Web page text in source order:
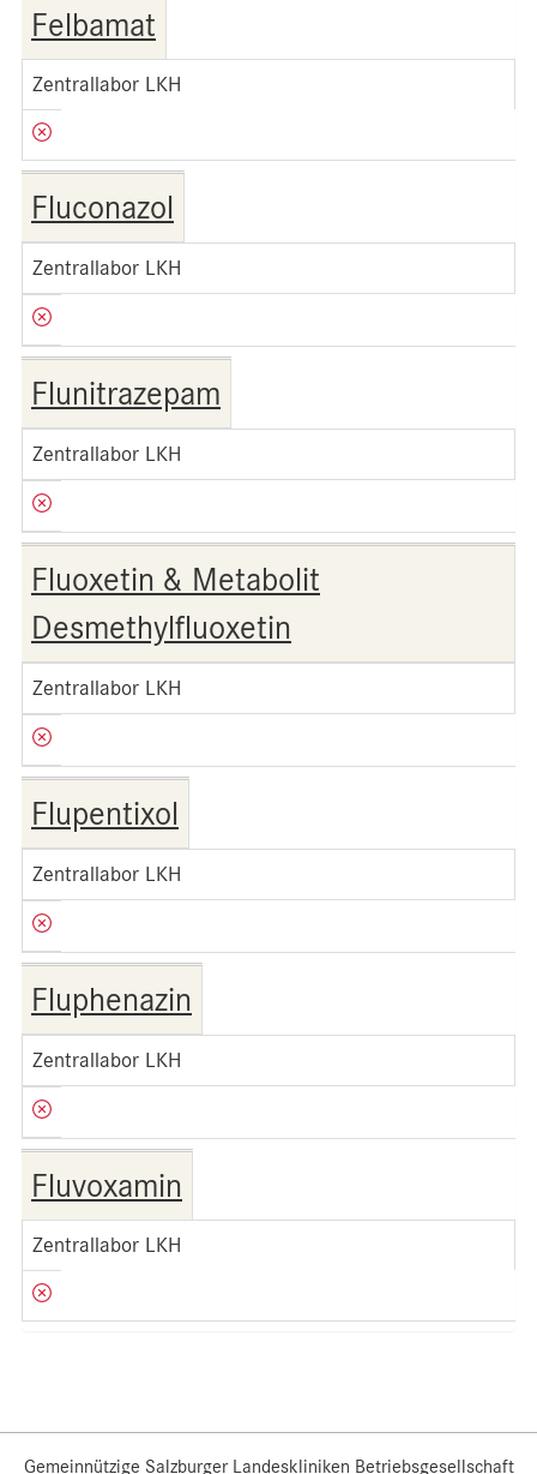
Felbamat
Zentrallabor LKH
Fluconazol
Zentrallabor LKH
Flunitrazepam
Zentrallabor LKH
Fluoxetin & Metabolit
Desmethylfluoxetin
Zentrallabor LKH
Flupentixol
Zentrallabor LKH
Fluphenazin
Zentrallabor LKH
Fluvoxamin
Zentrallabor LKH
Gemeinnützige Salzburger Landeskliniken Betriebsgesellschaft